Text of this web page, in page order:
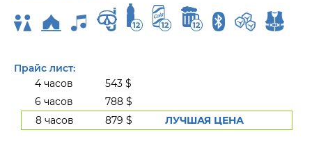
Прайс лист:
4 часов
543 $
6 часов
788 $
8 часов
879 $ ЛУЧШАЯ ЦЕНА